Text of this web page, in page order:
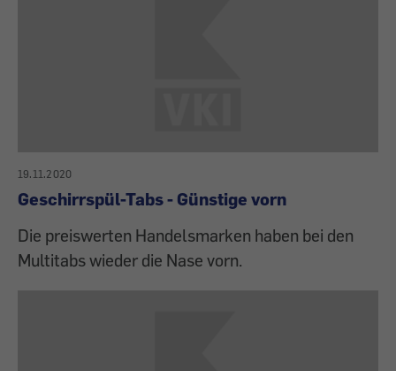
19.11.2020
Geschirrspül-Tabs - Günstige vorn
Die preiswerten Handelsmarken haben bei den
Multitabs wieder die Nase vorn.